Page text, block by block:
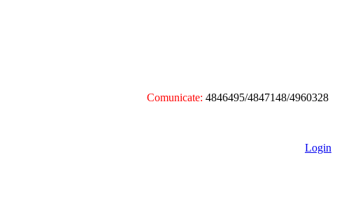
Comunicate: 4846495/4847148/4960328
Login